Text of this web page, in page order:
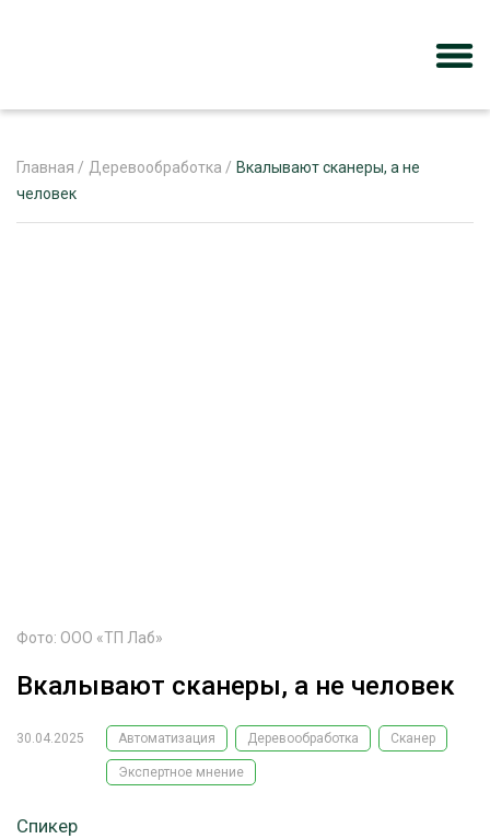
ЛЕСОВОССТАНОВЛЕНИЕ И ЗАЩИТА
ЛОГИСТИКА
КОМПЛЕКСНАЯ ПЕРЕРАБОТКА
ТЕМАТИЧЕСКИЕ ПРОЕКТЫ
ПОДБОРКИ СТАТЕЙ
Главная / Деревообработка / Вкалывают сканеры, а не
человек
Фото: ООО «ТП Лаб»
Вкалывают сканеры, а не человек
30.04.2025 Автоматизация Деревообработка Сканер
Экспертное мнение
Спикер